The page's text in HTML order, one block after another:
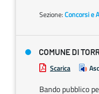
Sezione:Concorsi e
COMUNE DI
Scarica
Bando pubblico